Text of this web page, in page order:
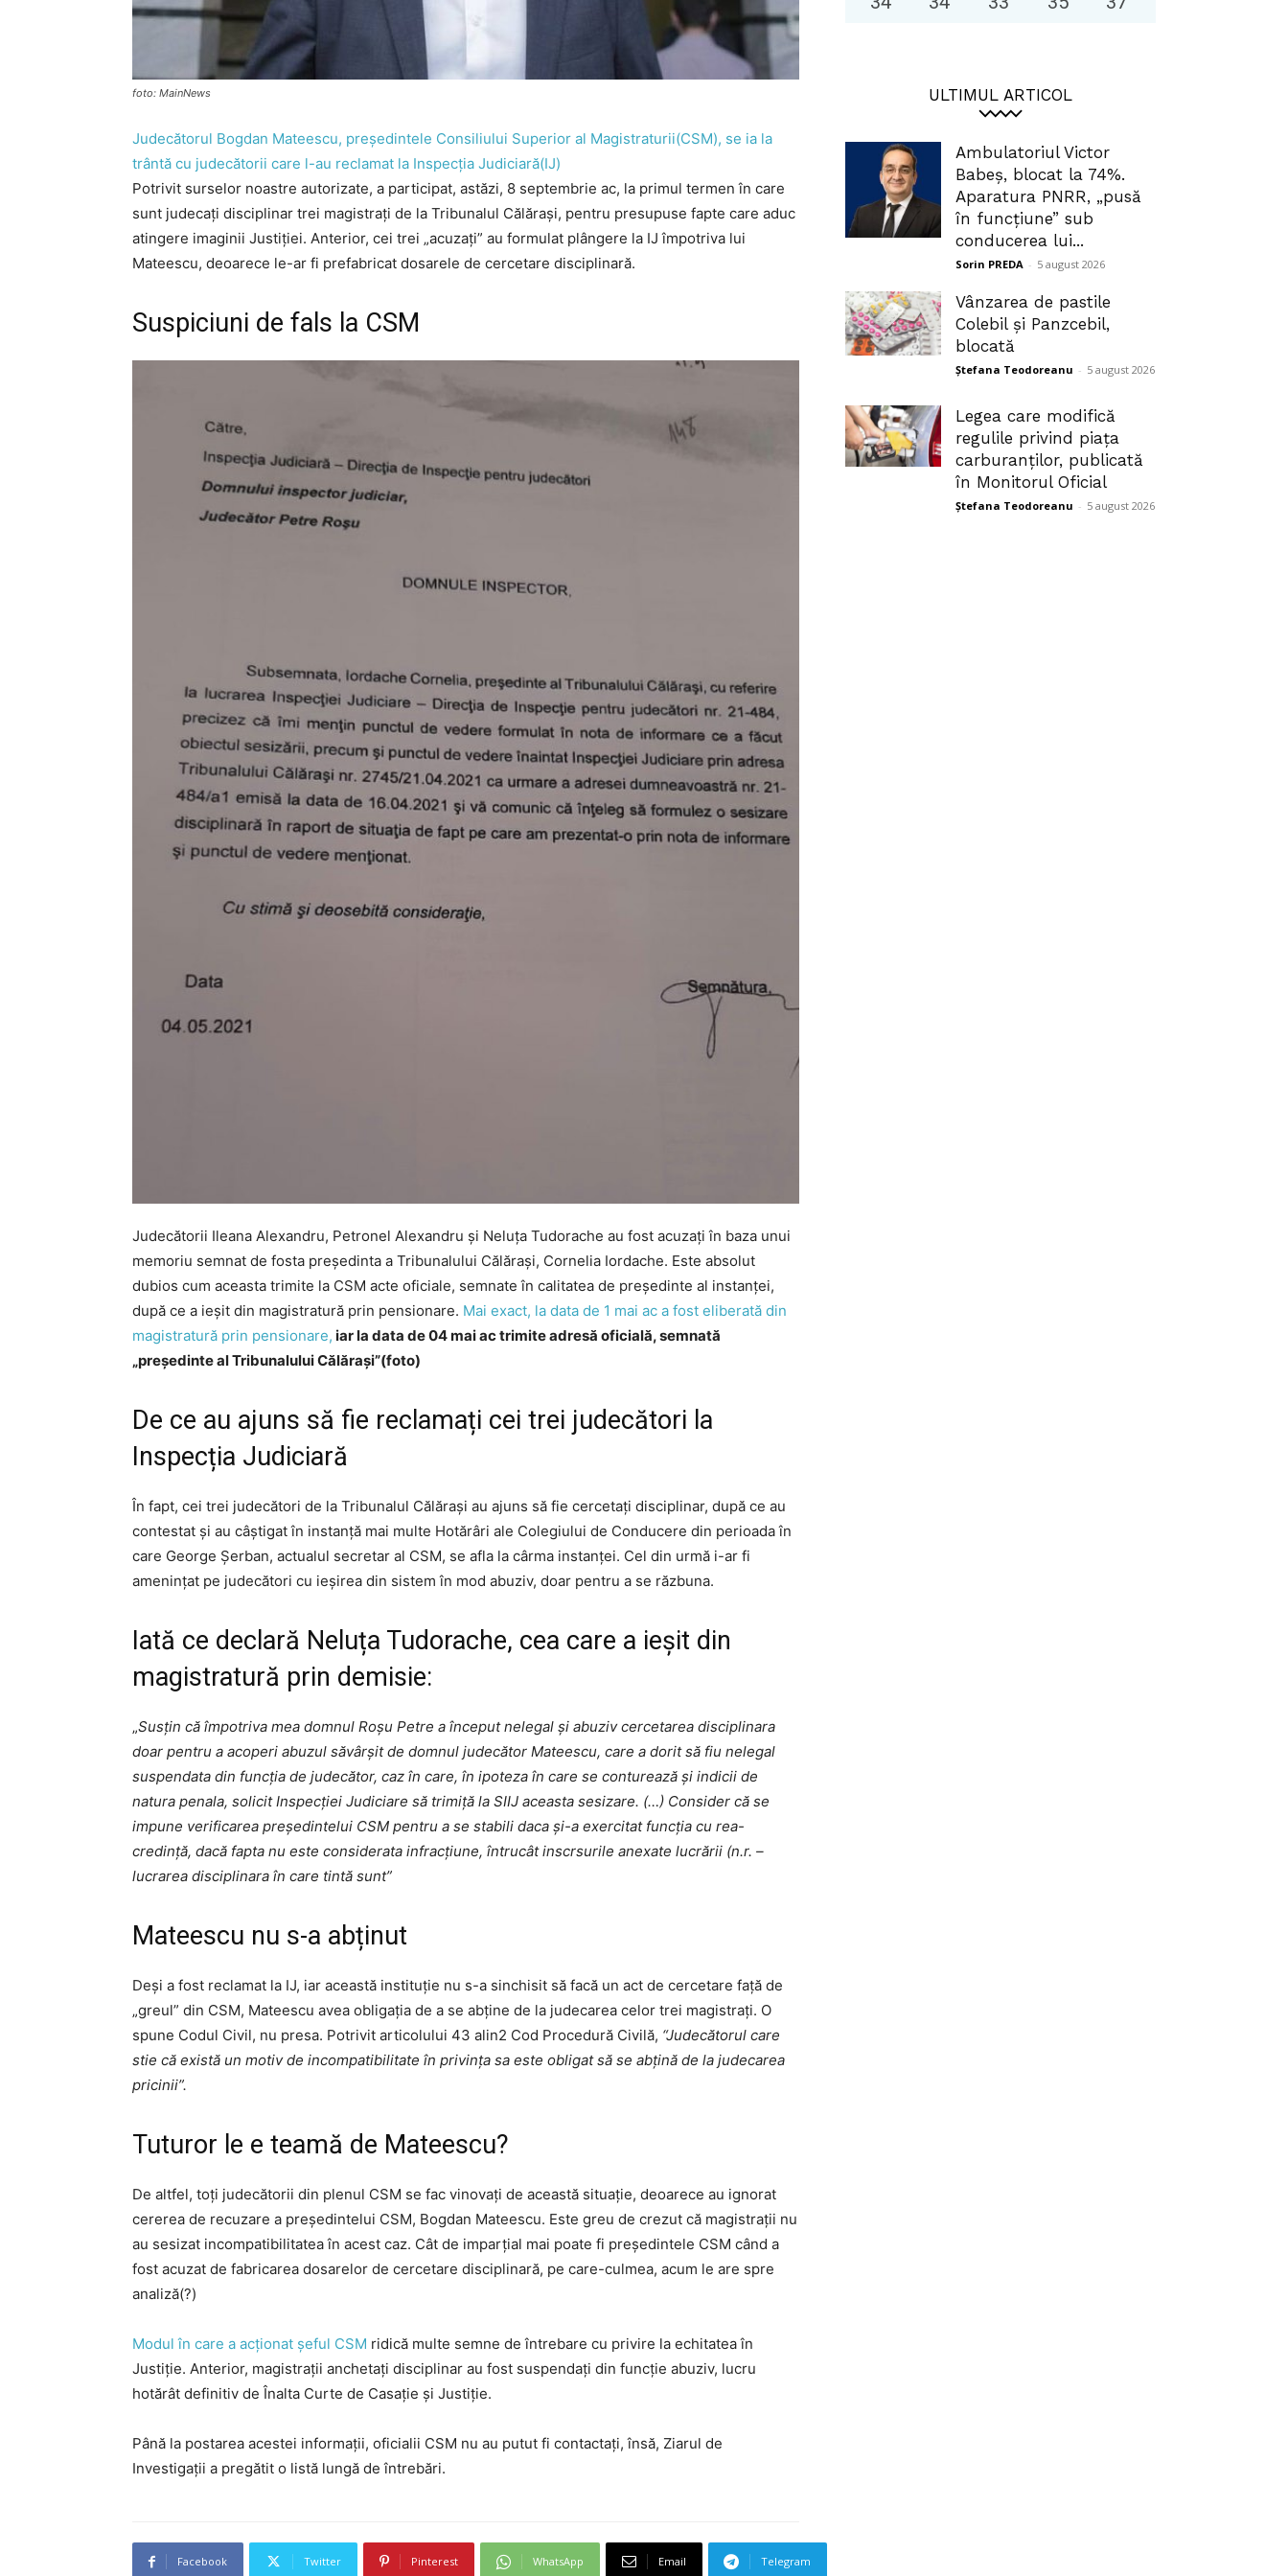
foto: MainNews
Judecătorul Bogdan Mateescu, președintele Consiliului Superior al Magistraturii(CSM), se ia la
trântă cu judecătorii care l-au reclamat la Inspecția Judiciară(IJ)
Potrivit surselor noastre autorizate, a participat, astăzi, 8 septembrie ac, la primul termen în care
sunt judecați disciplinar trei magistrați de la Tribunalul Călărași, pentru presupuse fapte care aduc
atingere imaginii Justiției. Anterior, cei trei „acuzați” au formulat plângere la IJ împotriva lui
Mateescu, deoarece le-ar fi prefabricat dosarele de cercetare disciplinară.
Suspiciuni de fals la CSM
Judecătorii Ileana Alexandru, Petronel Alexandru și Neluța Tudorache au fost acuzați în baza unui
memoriu semnat de fosta președinta a Tribunalului Călărași, Cornelia Iordache. Este absolut
dubios cum aceasta trimite la CSM acte oficiale, semnate în calitatea de președinte al instanței,
după ce a ieșit din magistratură prin pensionare. Mai exact, la data de 1 mai ac a fost eliberată din
magistratură prin pensionare, iar la data de 04 mai ac trimite adresă oficială, semnată
„președinte al Tribunalului Călărași”(foto)
De ce au ajuns să fie reclamați cei trei judecători la
Inspecția Judiciară
În fapt, cei trei judecători de la Tribunalul Călărași au ajuns să fie cercetați disciplinar, după ce au
contestat și au câștigat în instanță mai multe Hotărâri ale Colegiului de Conducere din perioada în
care George Șerban, actualul secretar al CSM, se afla la cârma instanței. Cel din urmă i-ar fi
amenințat pe judecători cu ieșirea din sistem în mod abuziv, doar pentru a se răzbuna.
Iată ce declară Neluța Tudorache, cea care a ieșit din
magistratură prin demisie:
„Susțin că împotriva mea domnul Roșu Petre a început nelegal și abuziv cercetarea disciplinara
doar pentru a acoperi abuzul săvârșit de domnul judecător Mateescu, care a dorit să fiu nelegal
suspendata din funcția de judecător, caz în care, în ipoteza în care se conturează și indicii de
natura penala, solicit Inspecției Judiciare să trimiță la SIIJ aceasta sesizare. (…) Consider că se
impune verificarea președintelui CSM pentru a se stabili daca și-a exercitat funcția cu rea-
credință, dacă fapta nu este considerata infracțiune, întrucât inscrsurile anexate lucrării (n.r. –
lucrarea disciplinara în care tintă sunt”
Mateescu nu s-a abținut
Deși a fost reclamat la IJ, iar această instituție nu s-a sinchisit să facă un act de cercetare față de
„greul” din CSM, Mateescu avea obligația de a se abține de la judecarea celor trei magistrați. O
spune Codul Civil, nu presa. Potrivit articolului 43 alin2 Cod Procedură Civilă, “Judecătorul care
stie că există un motiv de incompatibilitate în privința sa este obligat să se abțină de la judecarea
pricinii”.
Tuturor le e teamă de Mateescu?
De altfel, toți judecătorii din plenul CSM se fac vinovați de această situație, deoarece au ignorat
cererea de recuzare a președintelui CSM, Bogdan Mateescu. Este greu de crezut că magistrații nu
au sesizat incompatibilitatea în acest caz. Cât de imparțial mai poate fi președintele CSM când a
fost acuzat de fabricarea dosarelor de cercetare disciplinară, pe care-culmea, acum le are spre
analiză(?)
Modul în care a acționat șeful CSM ridică multe semne de întrebare cu privire la echitatea în
Justiție. Anterior, magistrații anchetați disciplinar au fost suspendați din funcție abuziv, lucru
hotărât definitiv de Înalta Curte de Casație și Justiție.
Până la postarea acestei informații, oficialii CSM nu au putut fi contactați, însă, Ziarul de
Investigații a pregătit o listă lungă de întrebări.
Facebook Twitter Pinterest WhatsApp Email Telegram
ULTIMUL ARTICOL
Ambulatoriul Victor
Babeș, blocat la 74%.
Aparatura PNRR, „pusă
în funcțiune” sub
conducerea lui...
Sorin PREDA - 5 august 2026
Vânzarea de pastile
Colebil și Panzcebil,
blocată
Ștefana Teodoreanu - 5 august 2026
Legea care modifică
regulile privind piața
carburanților, publicată
în Monitorul Oficial
Ștefana Teodoreanu - 5 august 2026